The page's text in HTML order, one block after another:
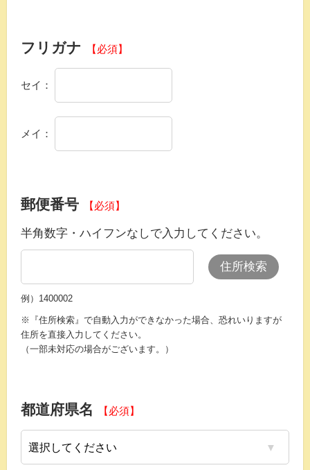
フリガナ 【必須】
セイ：
メイ：
郵便番号 【必須】
半角数字・ハイフンなしで入力してください。
住所検索
例）1400002
※『住所検索』で自動入力ができなかった場合、恐れいりますが
住所を直接入力してください。
（一部未対応の場合がございます。）
都道府県名 【必須】